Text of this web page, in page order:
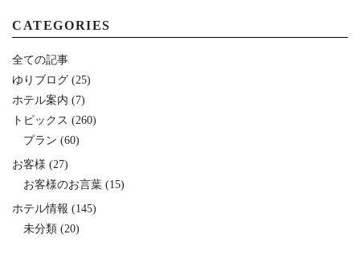
CATEGORIES
全ての記事
ゆりブログ (25)
ホテル案内 (7)
トピックス (260)
プラン (60)
お客様 (27)
お客様のお言葉 (15)
ホテル情報 (145)
未分類 (20)